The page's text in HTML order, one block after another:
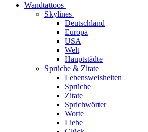
Wandtattoos
Skylines
Deutschland
Europa
USA
Welt
Hauptstädte
Sprüche & Zitate
Lebensweisheiten
Sprüche
Zitate
Sprichwörter
Worte
Liebe